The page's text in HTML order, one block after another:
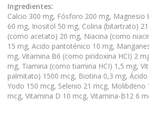
Ingredientes:
Calcio 300 mg, Fósforo 200 mg, Magnesio
60 mg, Inositol 50 mg, Colina (bitartrato)
(como acetato) 20 mg, Niacina (como
15 mg, Acido pantoténico 10 mg,
mg, Vitamina B6 (como piridoxina HCI) 2
mg, Tiamina (como tiamina HCI) 1,5 mg,
palmitato) 1500 mcg, Biotina 0,3 mg,
Yodo 150 mcg, Selenio 21 mcg, Molibdeno
mcg, Vitamina D 10 mcg, Vitamina-B12 6